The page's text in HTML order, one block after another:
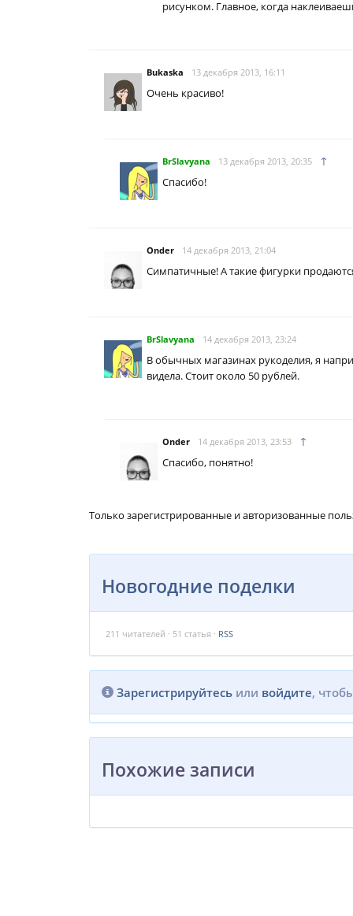
рисунком. Главное, когда
Bukaska 13 декабря 2013, 16:11
Очень красиво!
BrSlavyana 13 декабря 2013, 20:35
↑
Спасибо!
Onder 14 декабря 2013, 21:04
Симпатичные! А такие фигурки
BrSlavyana 14 декабря 2013, 23:24
В обычных магазинах рукоделия, я
видела. Стоит около 50 рублей.
Onder 14 декабря 2013, 23:53
↑
Спасибо, понятно!
Только зарегистрированные и авторизованные
Новогодние поделки
211 читателей · 51 статья · RSS
Зарегистрируйтесь или войдите,
Похожие записи